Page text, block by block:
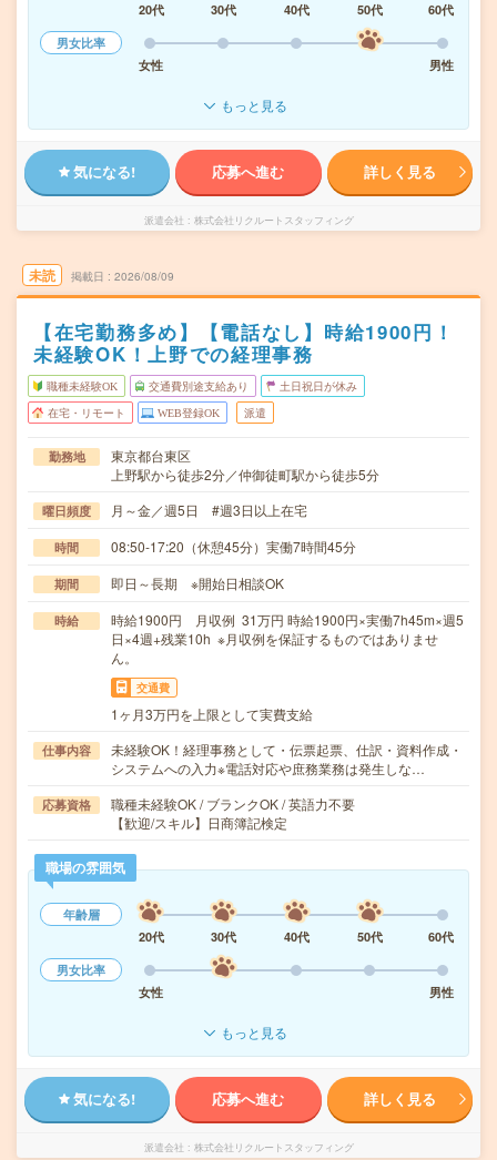
20代
30代 40代 50代
60代
男女比率
女性
男性
もっと見る
気になる! 応募へ進む 詳しく見る
派遣会社 株式会社リクルートスタッフィング
未読 掲載日 2026/08/09
【在宅勤務多め】【電話なし】時給1900円！
未経験OK！上野での経理事務
職種未経験OK 交通費別途支給あり 土日祝日が休み
在宅・リモート WEB登録OK 派遣
勤務地
東京都台東区
上野駅から徒歩2分／仲御徒町駅から徒歩5分
曜日頻度 月～金／週5日 #週3日以上在宅
時間 08:50-17:20（休憩45分）実働7時間45分
期間 即日～長期 ※開始日相談OK
時給
時給1900円 月収例 31万円 時給1900円×実働7h45m×週5
日×4週+残業10h ※月収例を保証するものではありませ
ん。
交通費
1ヶ月3万円を上限として実費支給
仕事内容
未経験OK！経理事務として・伝票起票、仕訳・資料作成・
システムへの入力※電話対応や庶務業務は発生しな…
応募資格
職種未経験OK / ブランクOK / 英語力不要
【歓迎/スキル】日商簿記検定
職場の雰囲気
年齢層
20代
30代 40代 50代
60代
男女比率
女性
男性
もっと見る
気になる! 応募へ進む 詳しく見る
派遣会社 株式会社リクルートスタッフィング